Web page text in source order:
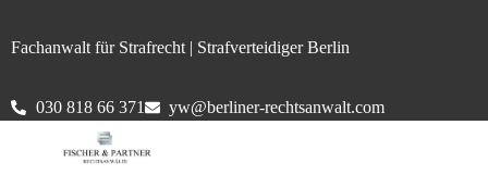
Fachanwalt für Strafrecht | Strafverteidiger Berlin
030 818 66 371 yw@berliner-rechtsanwalt.com